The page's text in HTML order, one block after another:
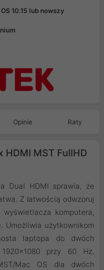
10.15 lub nowszy
Opinie Raty
HDMI MST FullHD
Dual HDMI sprawia, że
Z łatwością odwzoruj
komputera,
Umożliwia użytkownikom
laptopa do dwóch
przy 60 Hz.
Mac OS dla dwóch